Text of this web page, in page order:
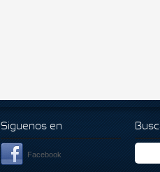
Siguenos en
Facebook